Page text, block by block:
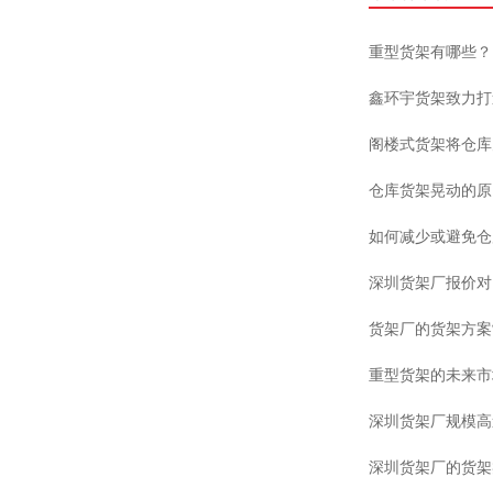
重型货架有哪些？
鑫环宇货架致力
阁楼式货架将仓
仓库货架晃动的
如何减少或避免
深圳货架厂报价
货架厂的货架方
重型货架的未来
深圳货架厂规模
深圳货架厂的货